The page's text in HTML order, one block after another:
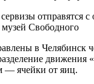
в Челябинск
движения
— ячейки от яиц.